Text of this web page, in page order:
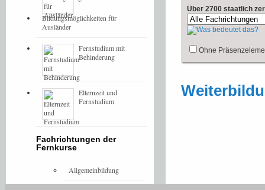
Über 2700 staatlich
Ohne
Bildungsmöglichkeiten für
Ausländer
Fernstudium mit
Behinderung
Elternzeit und
Fernstudium
Fachrichtungen der
Fernkurse
Allgemeinbildung